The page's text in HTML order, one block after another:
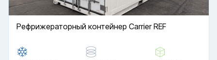
Рефрижераторный контейнер Carrier REF